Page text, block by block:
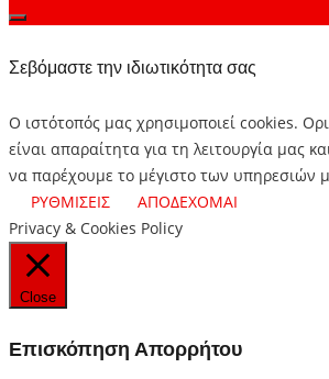
Σεβόμαστε την ιδιωτικότητα σας
Ο ιστότοπός μας χρησιμοποιεί cookies.
είναι απαραίτητα για τη λειτουργία μας
να παρέχουμε το μέγιστο των υπηρεσιών
ΡΥΘΜΙΣΕΙΣ
ΑΠΟΔΕΧΟΜΑΙ
Privacy & Cookies Policy
Close
Επισκόπηση Απορρήτου